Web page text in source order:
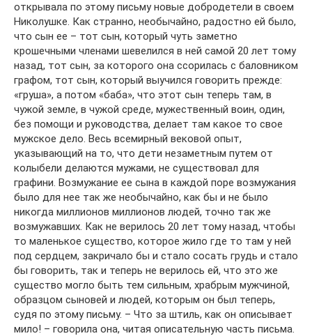
открывала по этому письму новые добродетели в своем
Николушке. Как странно, необычайно, радостно ей было,
что сын ее – тот сын, который чуть заметно
крошечными членами шевелился в ней самой 20 лет тому
назад, тот сын, за которого она ссорилась с баловником
графом, тот сын, который выучился говорить прежде:
«груша», а потом «баба», что этот сын теперь там, в
чужой земле, в чужой среде, мужественный воин, один,
без помощи и руководства, делает там какое то свое
мужское дело. Весь всемирный вековой опыт,
указывающий на то, что дети незаметным путем от
колыбели делаются мужами, не существовал для
графини. Возмужание ее сына в каждой поре возмужания
было для нее так же необычайно, как бы и не было
никогда миллионов миллионов людей, точно так же
возмужавших. Как не верилось 20 лет тому назад, чтобы
то маленькое существо, которое жило где то там у ней
под сердцем, закричало бы и стало сосать грудь и стало
бы говорить, так и теперь не верилось ей, что это же
существо могло быть тем сильным, храбрым мужчиной,
образцом сыновей и людей, которым он был теперь,
судя по этому письму. – Что за штиль, как он описывает
мило! – говорила она, читая описательную часть письма.